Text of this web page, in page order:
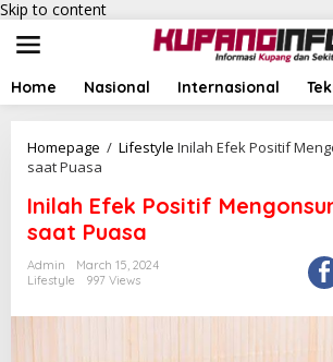
Skip to content
Home Nasional Internasional
Homepage / Lifestyle Inilah Efek Positif
saat Puasa
Inilah Efek Positif
saat Puasa
Admin
March 15, 2024
Lifestyle
997 Views